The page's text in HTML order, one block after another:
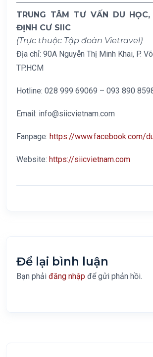
TRUNG TÂM TƯ VẤN DU
ĐỊNH CƯ SIIC
(Trực thuộc Tập đoàn Vietravel)
Địa chỉ: 90A Nguyễn Thị Minh Khai, P.
TP.HCM
Hotline: 028 999 69069 – 093 890
Email: info@siicvietnam.com
Fanpage: https://www.facebook.com/
Website: https://siicvietnam.com
Để lại bình luận
Bạn phải đăng nhập để gửi phản hồi.